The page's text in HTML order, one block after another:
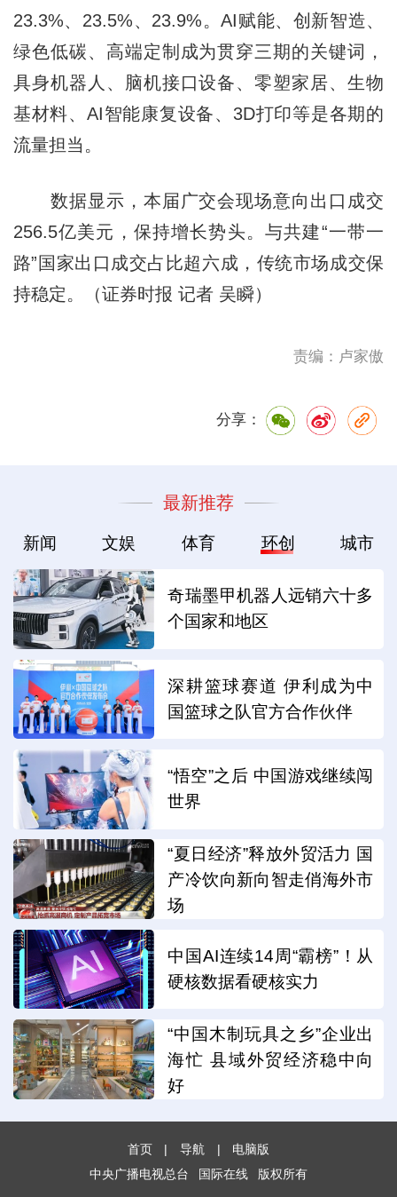
23.3%、23.5%、23.9%。AI赋能、创新智造、
绿色低碳、高端定制成为贯穿三期的关键词，
具身机器人、脑机接口设备、零塑家居、生物
基材料、AI智能康复设备、3D打印等是各期的
流量担当。
数据显示，本届广交会现场意向出口成交
256.5亿美元，保持增长势头。与共建“一带一
路”国家出口成交占比超六成，传统市场成交保
持稳定。（证券时报 记者 吴瞬）
责编：卢家傲
分享：
最新推荐
新闻 文娱 体育 环创 城市
奇瑞墨甲机器人远销六十多
个国家和地区
深耕篮球赛道 伊利成为中
国篮球之队官方合作伙伴
“悟空”之后 中国游戏继续闯
世界
“夏日经济”释放外贸活力 国
产冷饮向新向智走俏海外市
场
中国AI连续14周“霸榜”！从
硬核数据看硬核实力
“中国木制玩具之乡”企业出
海忙 县域外贸经济稳中向
好
首页 | 导航 |
电脑版
中央广播电视总台
国际在线 版权所有